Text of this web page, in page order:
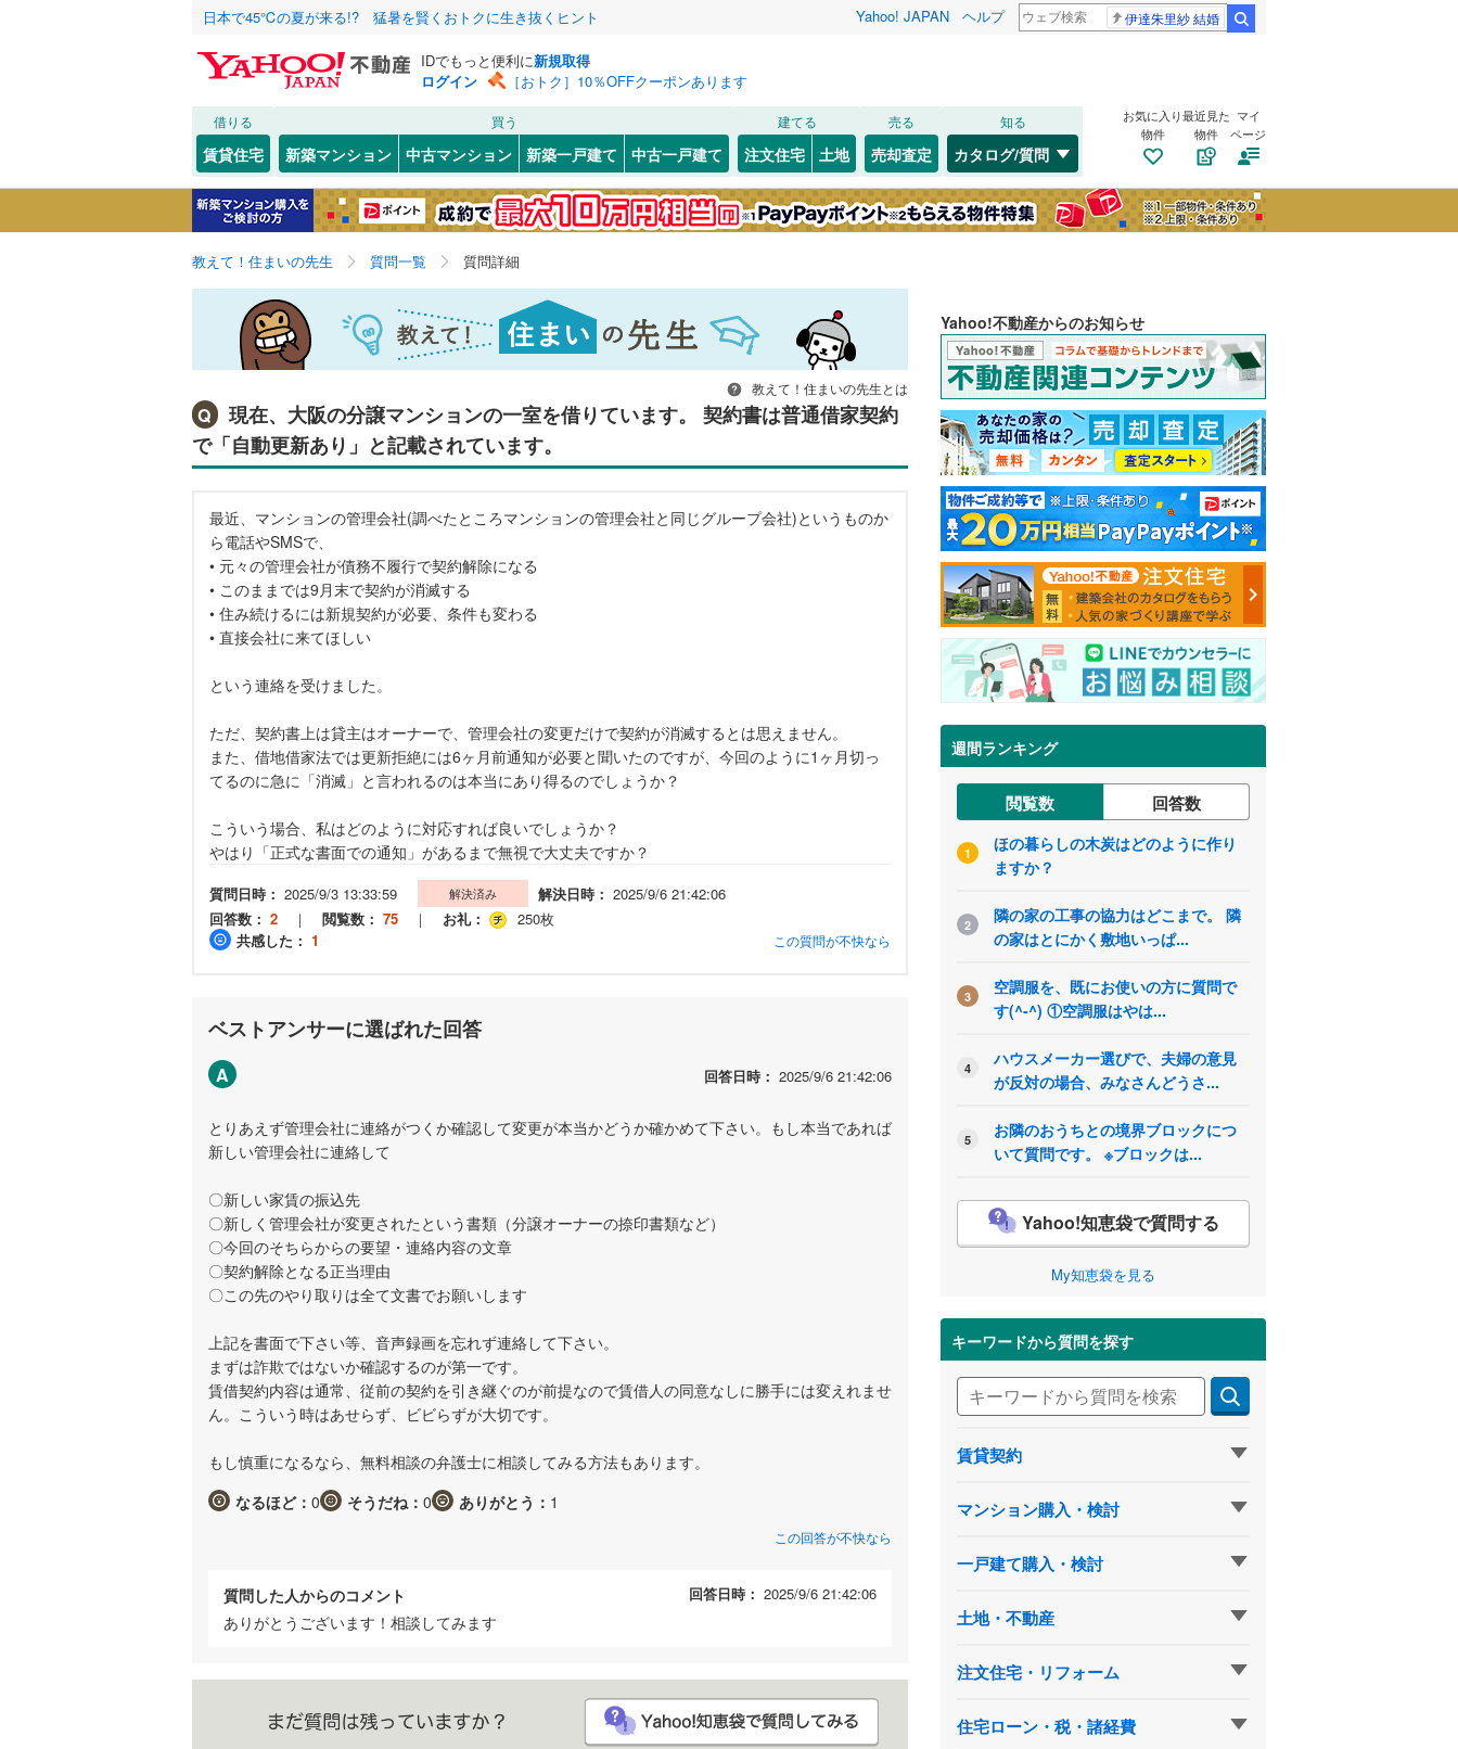
日本で45℃の夏が来る!? 猛暑を賢くおトクに生き抜くヒント Yahoo! JAPAN ヘルプ 伊達朱里紗 結婚
IDでもっと便利に新規取得
ログイン
［おトク］10％OFFクーポンあります
借りる
賃貸住宅
買う
新築マンション 中古マンション 新築一戸建て 中古一戸建て
建てる
注文住宅 土地
売る
売却査定
知る
カタログ/質問
お気に入り
物件
最近見た
物件
マイ
ページ
教えて！住まいの先生 質問一覧 質問詳細
教えて！住まいの先生とは
Q
現在、大阪の分譲マンションの一室を借りています。 契約書は普通借家契約
で「自動更新あり」と記載されています。
最近、マンションの管理会社(調べたところマンションの管理会社と同じグループ会社)というものか
ら電話やSMSで、
• 元々の管理会社が債務不履行で契約解除になる
• このままでは9月末で契約が消滅する
• 住み続けるには新規契約が必要、条件も変わる
• 直接会社に来てほしい
という連絡を受けました。
ただ、契約書上は貸主はオーナーで、管理会社の変更だけで契約が消滅するとは思えません。
また、借地借家法では更新拒絶には6ヶ月前通知が必要と聞いたのですが、今回のように1ヶ月切っ
てるのに急に「消滅」と言われるのは本当にあり得るのでしょうか？
こういう場合、私はどのように対応すれば良いでしょうか？
やはり「正式な書面での通知」があるまで無視で大丈夫ですか？
質問日時： 2025/9/3 13:33:59 解決済み 解決日時： 2025/9/6 21:42:06
回答数： 2 ｜ 閲覧数： 75 ｜ お礼：
250枚
共感した： 1 この質問が不快なら
ベストアンサーに選ばれた回答
A 回答日時： 2025/9/6 21:42:06
とりあえず管理会社に連絡がつくか確認して変更が本当かどうか確かめて下さい。もし本当であれば
新しい管理会社に連絡して
〇新しい家賃の振込先
〇新しく管理会社が変更されたという書類（分譲オーナーの捺印書類など）
〇今回のそちらからの要望・連絡内容の文章
〇契約解除となる正当理由
〇この先のやり取りは全て文書でお願いします
上記を書面で下さい等、音声録画を忘れず連絡して下さい。
まずは詐欺ではないか確認するのが第一です。
賃借契約内容は通常、従前の契約を引き継ぐのが前提なので賃借人の同意なしに勝手には変えれませ
ん。こういう時はあせらず、ビビらずが大切です。
もし慎重になるなら、無料相談の弁護士に相談してみる方法もあります。
なるほど： 0 そうだね： 0 ありがとう： 1
この回答が不快なら
質問した人からのコメント 回答日時： 2025/9/6 21:42:06
ありがとうございます！相談してみます
Yahoo!不動産からのお知らせ
週間ランキング
閲覧数 回答数
1
ほの暮らしの木炭はどのように作り
ますか？
2
隣の家の工事の協力はどこまで。 隣
の家はとにかく敷地いっぱ...
3
空調服を、既にお使いの方に質問で
す(^-^) ①空調服はやは...
4
ハウスメーカー選びで、夫婦の意見
が反対の場合、みなさんどうさ...
5
お隣のおうちとの境界ブロックにつ
いて質問です。 ※ブロックは...
Yahoo!知恵袋で質問する
My知恵袋を見る
キーワードから質問を探す
賃貸契約
マンション購入・検討
一戸建て購入・検討
土地・不動産
注文住宅・リフォーム
住宅ローン・税・諸経費